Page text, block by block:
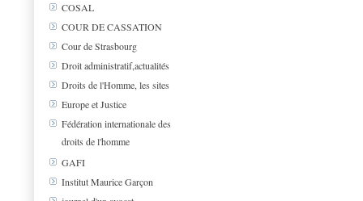
COSAL
COUR DE CASSATION
Cour de Strasbourg
Droit administratif,actualités
Droits de l'Homme, les sites
Europe et Justice
Fédération internationale des
droits de l'homme
GAFI
Institut Maurice Garçon